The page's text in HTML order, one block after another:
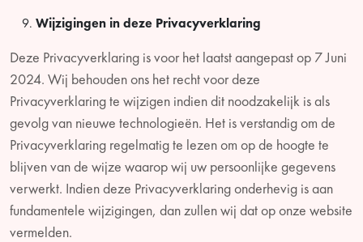
Wijzigingen in deze Privacyverklaring
Deze Privacyverklaring is voor het laatst aangepast op 7 Juni
2024. Wij behouden ons het recht voor deze
Privacyverklaring te wijzigen indien dit noodzakelijk is als
gevolg van nieuwe technologieën. Het is verstandig om de
Privacyverklaring regelmatig te lezen om op de hoogte te
blijven van de wijze waarop wij uw persoonlijke gegevens
verwerkt. Indien deze Privacyverklaring onderhevig is aan
fundamentele wijzigingen, dan zullen wij dat op onze website
vermelden.